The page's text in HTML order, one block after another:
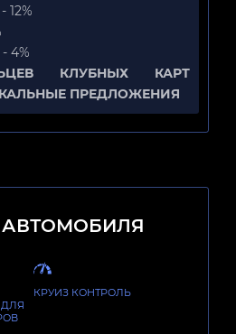
12%
4%
КЛУБНЫХ КАРТ
ПРЕДЛОЖЕНИЯ
КРУИЗ КОНТРОЛЬ